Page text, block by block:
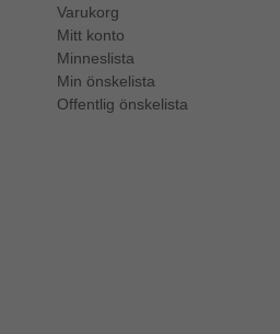
Varukorg
Mitt konto
Minneslista
Min önskelista
Offentlig önskelista